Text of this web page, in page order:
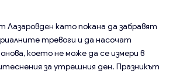
като покана да забравят
тревоги и да насочат
което не може да се измери в
за утрешния ден. Празникът